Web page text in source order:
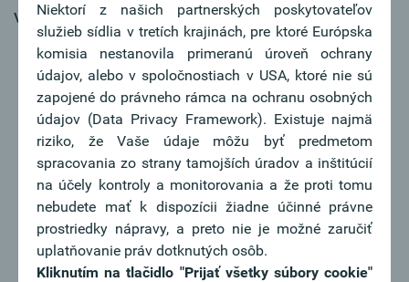
Vaše najdôležitejšie úlohy:
Sie unterstützen unserer Firmenkund:innen beim
Umstieg der Electronic Banking Software ELBA auf
unsere neue Onlineanwendung oBusiness.
Sie übernehmen Daten von der Electronic Banking
Software ELBA in die neue Onlineanwendung
oBusiness
Sie übernehmen die Anwendungsschulung des neues
Produkts oBusiness für unsere Firmenkund:innen
Sie beantworten Anfragen unserer Firmenkund:innen
zur neuen Onlineanwendung oBusiness via Telefon
und E-Mail
Niektorí z našich partnerských poskytovateľov
služieb sídlia v tretích krajinách, pre ktoré Európska
komisia nestanovila primeranú úroveň ochrany
údajov, alebo v spoločnostiach v USA, ktoré nie sú
zapojené do právneho rámca na ochranu osobných
údajov (Data Privacy Framework). Existuje najmä
riziko, že Vaše údaje môžu byť predmetom
spracovania zo strany tamojších úradov a inštitúcií
na účely kontroly a monitorovania a že proti tomu
nebudete mať k dispozícii žiadne účinné právne
prostriedky nápravy, a preto nie je možné zaručiť
uplatňovanie práv dotknutých osôb.
Kliknutím na tlačidlo "Prijať všetky súbory cookie"